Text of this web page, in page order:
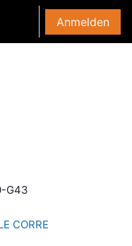
Anmelden
G43
CORRE